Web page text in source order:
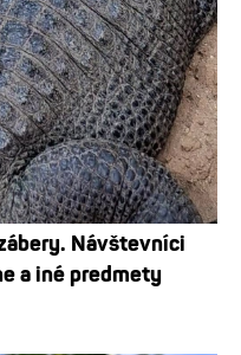
Návštevníci
a iné predmety